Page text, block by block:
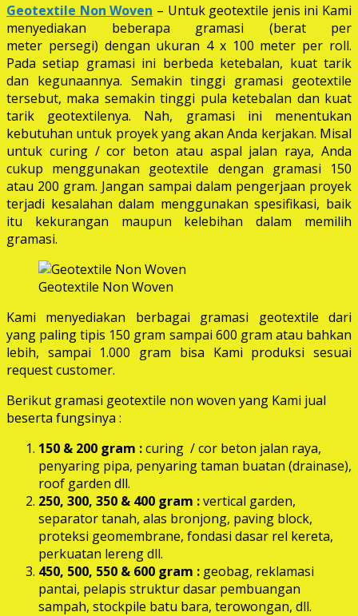
Geotextile Non Woven – Untuk geotextile jenis ini Kami
menyediakan beberapa gramasi (berat per
meter persegi) dengan ukuran 4 x 100 meter per roll.
Pada setiap gramasi ini berbeda ketebalan, kuat tarik
dan kegunaannya. Semakin tinggi gramasi geotextile
tersebut, maka semakin tinggi pula ketebalan dan kuat
tarik geotextilenya. Nah, gramasi ini menentukan
kebutuhan untuk proyek yang akan Anda kerjakan. Misal
untuk curing / cor beton atau aspal jalan raya, Anda
cukup menggunakan geotextile dengan gramasi 150
atau 200 gram. Jangan sampai dalam pengerjaan proyek
terjadi kesalahan dalam menggunakan spesifikasi, baik
itu kekurangan maupun kelebihan dalam memilih
gramasi.
Geotextile Non Woven
Kami menyediakan berbagai gramasi geotextile dari
yang paling tipis 150 gram sampai 600 gram atau bahkan
lebih, sampai 1.000 gram bisa Kami produksi sesuai
request customer.
Berikut gramasi geotextile non woven yang Kami jual
beserta fungsinya :
150 & 200 gram :curing / cor beton jalan raya,
penyaring pipa, penyaring taman buatan (drainase),
roof garden dll.
250, 300, 350 & 400 gram :vertical garden,
separator tanah, alas bronjong, paving block,
proteksi geomembrane, fondasi dasar rel kereta,
perkuatan lereng dll.
450, 500, 550 & 600 gram : geobag, reklamasi
pantai, pelapis struktur dasar pembuangan
sampah, stockpile batu bara, terowongan, dll.